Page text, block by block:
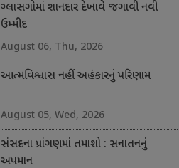
ગ્લાસગોમાં શાનદાર દેખાવે જગાવી નવી
ઉમ્મીદ
August 06, Thu, 2026
આત્મવિશ્વાસ નહીં અહંકારનું પરિણામ
August 05, Wed, 2026
સંસદના પ્રાંગણમાં તમાશો : સનાતનનું
અપમાન